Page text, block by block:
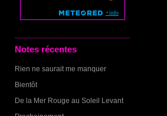
Notes récentes
Rien ne saurait me manquer
Bientôt
De la Mer Rouge au Soleil Levant